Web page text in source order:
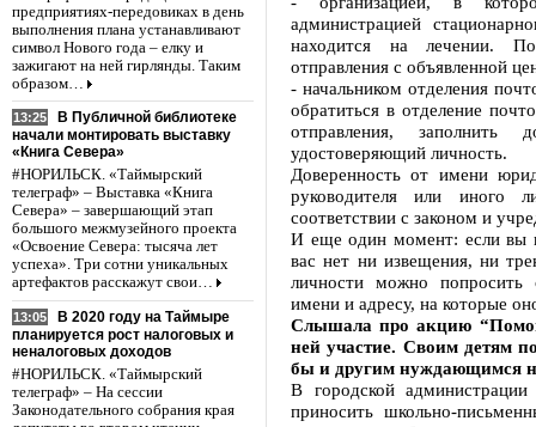
предприятиях-передовиках в день
выполнения плана устанавливают
символ Нового года – елку и
зажигают на ней гирлянды. Таким
образом…
13:25
В Публичной библиотеке
начали монтировать выставку
«Книга Севера»
#НОРИЛЬСК. «Таймырский
телеграф» – Выставка «Книга
Севера» – завершающий этап
большого межмузейного проекта
«Освоение Севера: тысяча лет
успеха». Три сотни уникальных
артефактов расскажут свои…
13:05
В 2020 году на Таймыре
планируется рост налоговых и
неналоговых доходов
#НОРИЛЬСК. «Таймырский
телеграф» – На сессии
Законодательного собрания края
администрацией
находится на лечении.
отправления с объявленной
- начальником отделения
обратиться в отделение
отправления, заполнить
удостоверяющий личность.
Доверенность от имени
руководителя или иного
соответствии с законом и
И еще один момент: если вы
вас нет ни извещения, ни
личности можно попросить
имени и адресу, на которые
Слышала про акцию
ней участие. Своим детям
бы и другим нуждающимся
В городской
приносить школьно-